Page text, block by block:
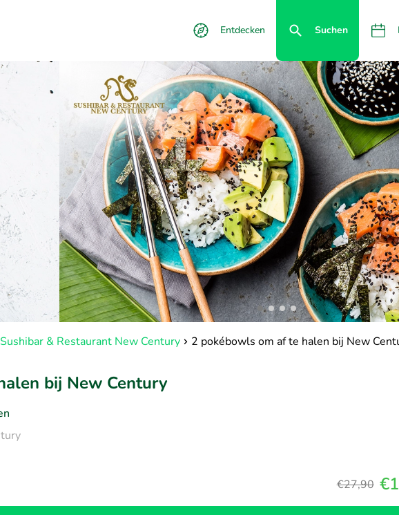
Entdecken Suchen
Sushibar & Restaurant New Century 2 pokébowls om af te halen bij New
bij New Century
€27,90